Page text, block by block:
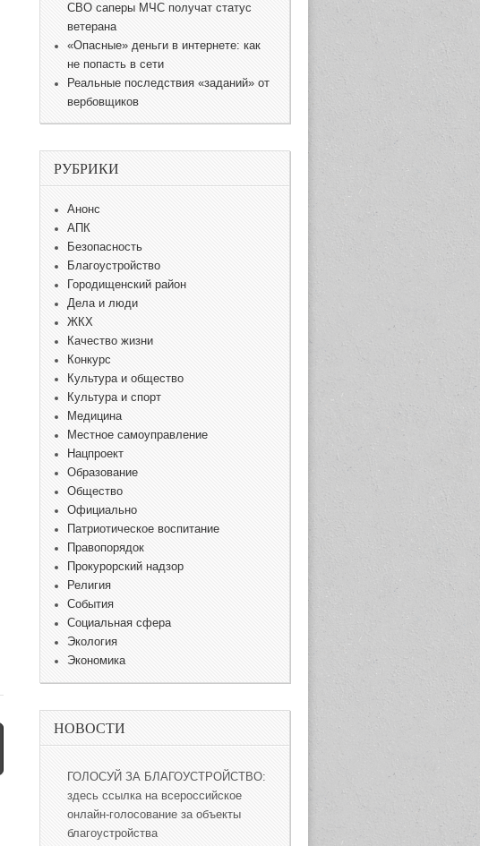
СВО саперы МЧС получат статус
ветерана
«Опасные» деньги в интернете: как
не попасть в сети
Реальные последствия «заданий» от
вербовщиков
РУБРИКИ
Анонс
АПК
Безопасность
Благоустройство
Городищенский район
Дела и люди
ЖКХ
Качество жизни
Конкурс
Культура и общество
Культура и спорт
Медицина
Местное самоуправление
Нацпроект
Образование
Общество
Официально
Патриотическое воспитание
Правопорядок
Прокурорский надзор
Религия
События
Социальная сфера
Экология
Экономика
НОВОСТИ
ГОЛОСУЙ ЗА БЛАГОУСТРОЙСТВО:
здесь ссылка на всероссийское
онлайн-голосование за объекты
благоустройства